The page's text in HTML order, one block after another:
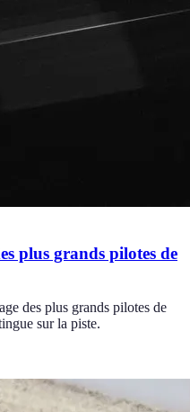
plus grands pilotes de
des plus grands pilotes de
sur la piste.